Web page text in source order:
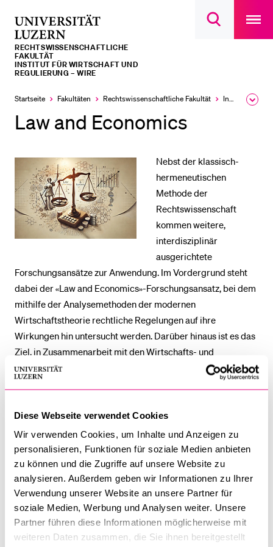
Diese Webseite verwendet Cookies
Wir verwenden Cookies, um Inhalte und Anzeigen zu
personalisieren, Funktionen für soziale Medien anbieten
zu können und die Zugriffe auf unsere Website zu
analysieren. Außerdem geben wir Informationen zu Ihrer
Verwendung unserer Website an unsere Partner für
soziale Medien, Werbung und Analysen weiter. Unsere
Partner führen diese Informationen möglicherweise mit
weiteren Daten zusammen, die Sie ihnen bereitgestellt
Suchdialog
main
RECHTS­­WISSENSCHAFTLICHE
FAKULTÄT
INSTITUT FÜR WIRTSCHAFT UND
REGULIERUNG – WIRE
Startseite Fakultäten Rechtswissenschaftliche Fakultät Institute, Akademien, Zentren
Forschung
Law and Economics
Nebst der klassisch-
hermeneutischen
Methode der
Rechtswissenschaft
kommen weitere,
interdisziplinär
ausgerichtete
Forschungsansätze zur Anwendung. Im Vordergrund steht
dabei der «Law and Economics»-Forschungsansatz, bei dem
mithilfe der Analyse­methoden der modernen
Wirtschaftstheorie rechtliche Regelungen auf ihre
Wirkungen hin untersucht werden. Darüber hinaus ist es das
Ziel, in Zusammenarbeit mit den Wirtschafts- und
Sozialwissenschaften empirische Studien im Bereich der
Mithilfe desInternational Network for Law and Economics
- lucernaforum werden diese
Forschungsschwerpunkte anhand von aktuellen
Forschungsprojekten kontinuierlich vorangetrieben.
LETZTE SUCHEN
Sie haben noch keine Suche getätigt.
Schulklassen und Lehrpersonen
Studien­interessierte
Forschende
Mitarbeitende
Alumni
Stellensuchende
Medien
BELIEBTE INHALTE
Vorlesungsverzeichnis
Bibliothek
Sportangebot
Menuplan Mensa
Anmeldung und Zulassung